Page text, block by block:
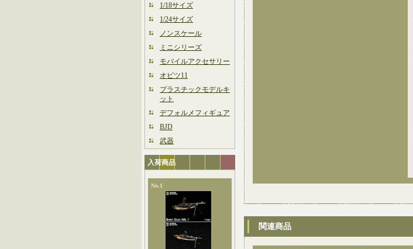
1/18サイズ
1/24サイズ
ノンスケール
ミニシリーズ
モバイルアクセサリー
オビツ11
プラスチックモデルキ
ット
デフォルメフィギュア
BJD
武器
入荷商品
No.1
関連商品